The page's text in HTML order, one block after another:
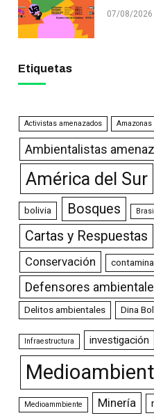
07/08/2026
Etiquetas
Activistas amenazados Amazonas
Ambientalistas
América del Sur
bolivia Bosques
Cartas y Respuestas
Conservación
Defensores
Delitos ambientales Dina
Infraestructura investigación
Medioammbiente Minería